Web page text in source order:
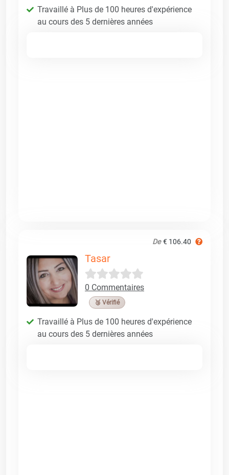
Travaillé à Plus de 100 heures d'expérience
au cours des 5 dernières années
De € 106.40
Tasar
0 Commentaires
🥉 Vérifié
Travaillé à Plus de 100 heures d'expérience
au cours des 5 dernières années